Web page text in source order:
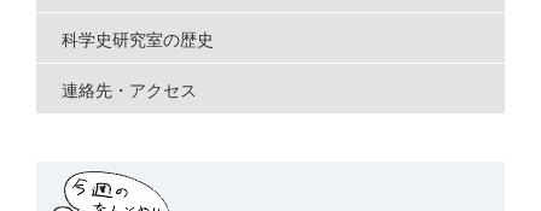
科学史研究室の歴史
連絡先・アクセス